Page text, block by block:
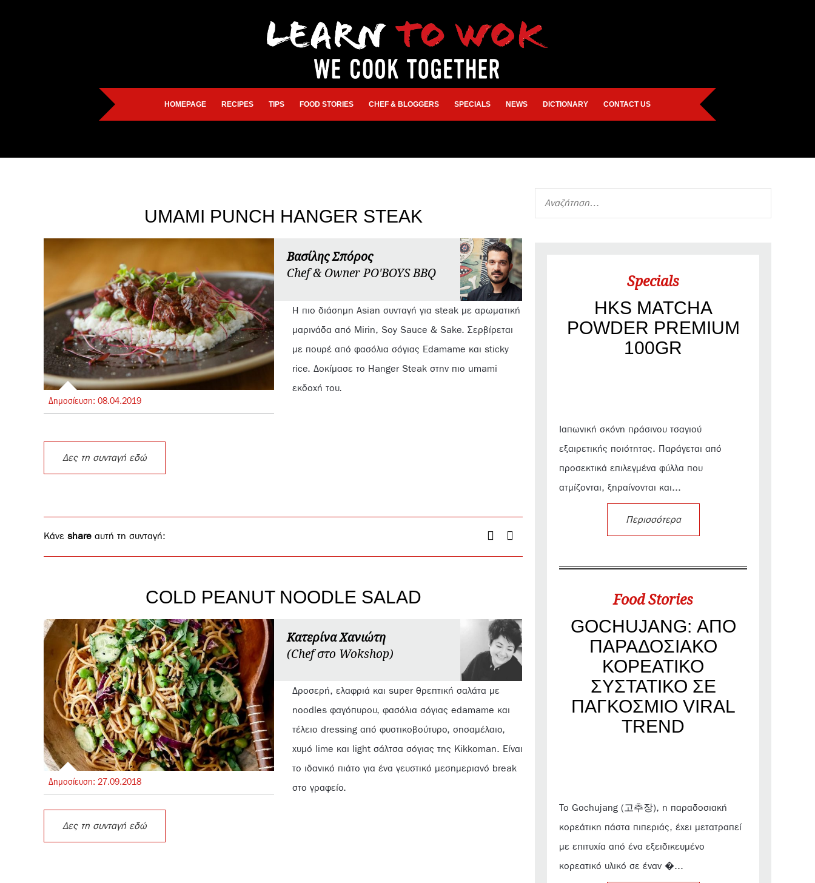
HOMEPAGE RECIPES TIPS FOOD STORIES CHEF & BLOGGERS SPECIALS NEWS DICTIONARY CONTACT US
UMAMI PUNCH HANGER STEAK
Δημοσίευση: 08.04.2019
Βασίλης Σπόρος
Chef & Owner PO'BOYS BBQ
Η πιο διάσημη Asian συνταγή για steak με αρωματική
μαρινάδα από Mirin, Soy Sauce & Sake. Σερβίρεται
με πουρέ από φασόλια σόγιας Edamame και sticky
rice. Δοκίμασε το Hanger Steak στην πιο umami
εκδοχή του.
Δες τη συνταγή εδώ
Κάνε share αυτή τη συνταγή:
COLD PEANUT NOODLE SALAD
Δημοσίευση: 27.09.2018
Κατερίνα Χανιώτη
(Chef στο Wokshop)
Δροσερή, ελαφριά και super θρεπτική σαλάτα με
noodles φαγόπυρου, φασόλια σόγιας edamame και
τέλειο dressing από φυστικοβούτυρο, σησαμέλαιο,
χυμό lime και light σάλτσα σόγιας της Kikkoman. Είναι
το ιδανικό πιάτο για ένα γευστικό μεσημεριανό break
στο γραφείο.
Δες τη συνταγή εδώ
Specials
HKS MATCHA
POWDER PREMIUM
100GR
Ιαπωνική σκόνη πράσινου τσαγιού
εξαιρετικής ποιότητας. Παράγεται από
προσεκτικά επιλεγμένα φύλλα που
ατμίζονται, ξηραίνονται και...
Περισσότερα
Food Stories
GOCHUJANG: ΑΠΟ
ΠΑΡΑΔΟΣΙΑΚΟ
ΚΟΡΕΑΤΙΚΟ
ΣΥΣΤΑΤΙΚΟ ΣΕ
ΠΑΓΚΟΣΜΙΟ VIRAL
TREND
Το Gochujang (고추장), η παραδοσιακή
κορεάτικη πάστα πιπεριάς, έχει μετατραπεί
με επιτυχία από ένα εξειδικευμένο
κορεατικό υλικό σε έναν �...